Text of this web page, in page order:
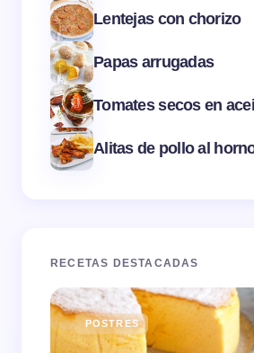
Lentejas con chorizo
Papas arrugadas
Tomates secos en
Alitas de pollo al
RECETAS DESTACADAS
POSTRES